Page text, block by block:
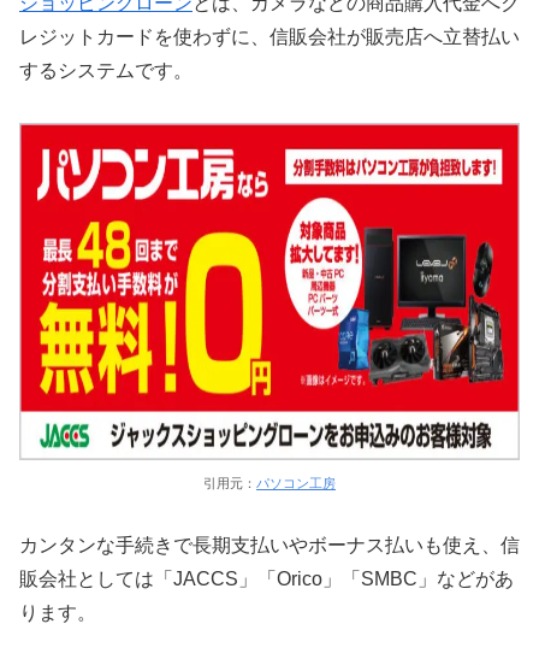
レジットカードを使わずに、信販会社が販売店へ立替払い
するシステムです。
引用元： パソコン工房
カンタンな手続きで長期支払いやボーナス払いも使え、信
販会社としては「JACCS」「Orico」「SMBC」などがあ
ります。